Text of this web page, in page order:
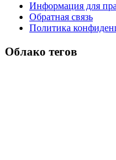
Информация для
Обратная связь
Политика
Облако тегов